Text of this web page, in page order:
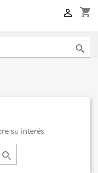
shopping_cart


su interés
